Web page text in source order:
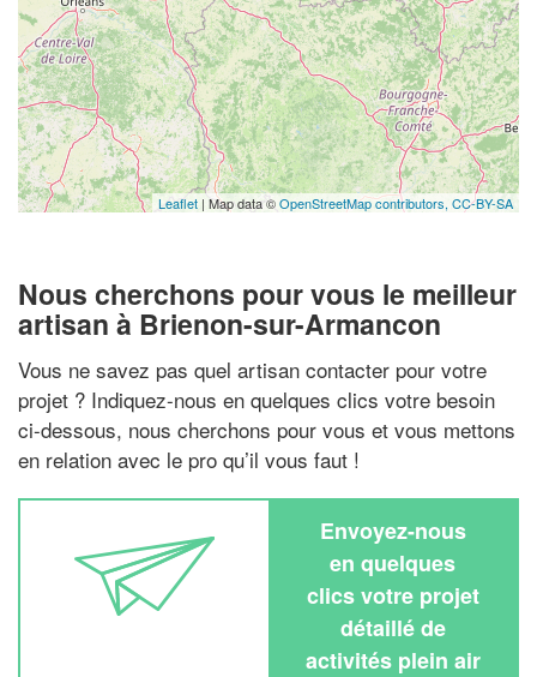
Leaflet | Map data ©OpenStreetMap contributors, CC-BY-SA
Nous cherchons pour vous le meilleur
artisan à Brienon-sur-Armancon
Vous ne savez pas quel artisan contacter pour votre
projet ? Indiquez-nous en quelques clics votre besoin
ci-dessous, nous cherchons pour vous et vous mettons
en relation avec le pro qu’il vous faut !
Envoyez-nous
en quelques
clics votre projet
détaillé de
activités plein air